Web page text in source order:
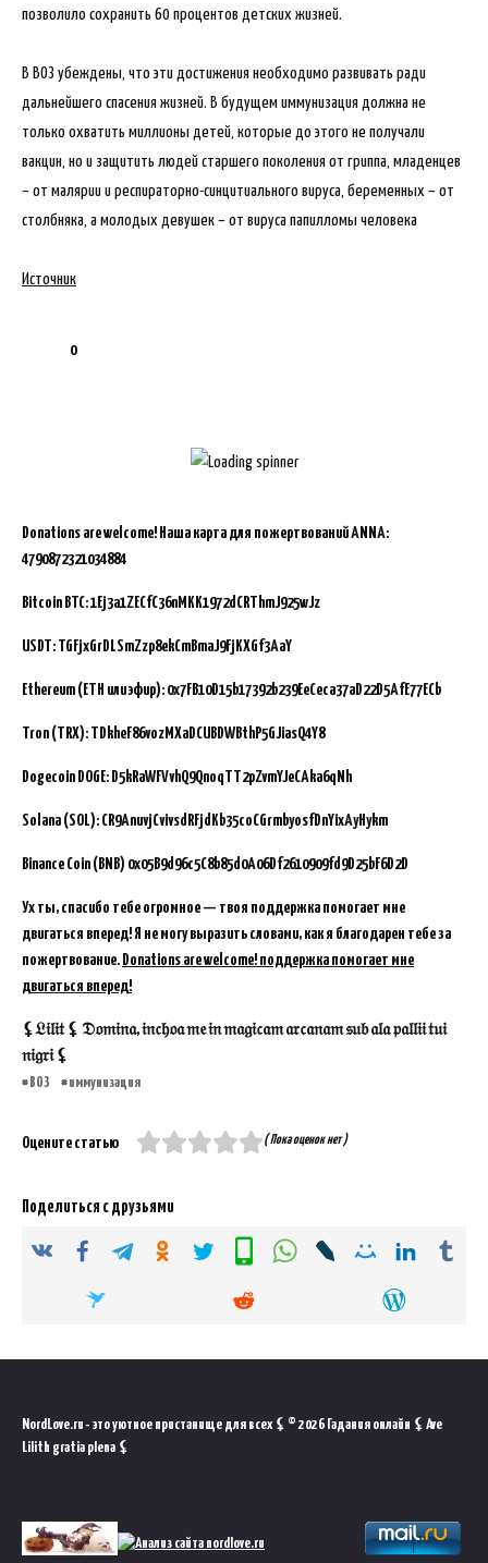
позволило сохранить 60 процентов детских жизней.
В ВОЗ убеждены, что эти достижения необходимо развивать ради
дальнейшего спасения жизней. В будущем иммунизация должна не
только охватить миллионы детей, которые до этого не получали
вакцин, но и защитить людей старшего поколения от гриппа, младенцев
– от малярии и респираторно-синцитиального вируса, беременных – от
столбняка, а молодых девушек – от вируса папилломы человека
Источник
0
Donations are welcome! Наша карта для пожертвований ANNA:
4790872321034884
Bitcoin BTC:1Ej3a1ZECfC36nMKK1972dCRThmJ925wJz
USDT: TGFjxGrDLSmZzp8ekCmBmaJ9FjKXGf3AaY
Ethereum (ETH или эфир): 0x7FB10D15b17392b239EeCeca37aD22D5AfE77ECb
Tron (TRX): TDkheF86vozMXaDCUBDWBthP5GJiasQ4Y8
Dogecoin DOGE: D5kRaWFVvhQ9QnoqTT2pZvmYJeCAka6qNh
Solana (SOL): CR9AnuvjCvivsdRFjdKb35coCGrmbyosfDnYixAyHykm
Binance Coin (BNB) 0x05B9d96c5C8b85d0A06Df2610909fd9D25bF6D2D
Ух ты, спасибо тебе огромное — твоя поддержка помогает мне
двигаться вперед! Я не могу выразить словами, как я благодарен тебе за
пожертвование. Donations are welcome! поддержка помогает мне
двигаться вперед!
⚸𝔏𝔦𝔩𝔦𝔱 ⚸ 𝔇𝔬𝔪𝔦𝔫𝔞, 𝔦𝔫𝔠𝔥𝔬𝔞 𝔪𝔢 𝔦𝔫 𝔪𝔞𝔤𝔦𝔠𝔞𝔪 𝔞𝔯𝔠𝔞𝔫𝔞𝔪 𝔰𝔲𝔟 𝔞𝔩𝔞 𝔭𝔞𝔩𝔩𝔦𝔦 𝔱𝔲𝔦
𝔫𝔦𝔤𝔯𝔦 ⚸
ВОЗ иммунизация
Оцените статью ( Пока оценок нет )
Поделиться с друзьями
NordLove.ru - это уютное пристанище для всех ⚸ © 2026 Гадания онлайн ⚸ Ave
Lilith gratia plena ⚸